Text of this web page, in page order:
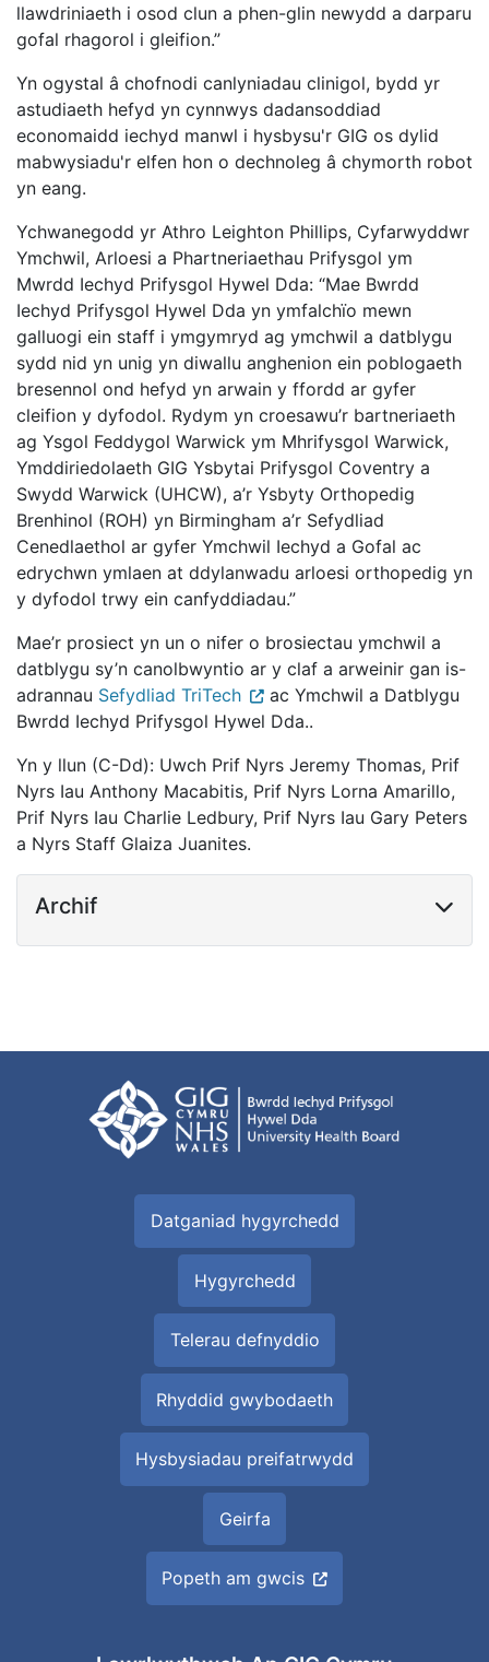
llawdriniaeth i osod clun a phen-glin newydd a darparu
gofal rhagorol i gleifion.”
Yn ogystal â chofnodi canlyniadau clinigol, bydd yr
astudiaeth hefyd yn cynnwys dadansoddiad
economaidd iechyd manwl i hysbysu'r GIG os dylid
mabwysiadu'r elfen hon o dechnoleg â chymorth robot
yn eang.
Ychwanegodd yr Athro Leighton Phillips, Cyfarwyddwr
Ymchwil, Arloesi a Phartneriaethau Prifysgol ym
Mwrdd Iechyd Prifysgol Hywel Dda: “Mae Bwrdd
Iechyd Prifysgol Hywel Dda yn ymfalchïo mewn
galluogi ein staff i ymgymryd ag ymchwil a datblygu
sydd nid yn unig yn diwallu anghenion ein poblogaeth
bresennol ond hefyd yn arwain y ffordd ar gyfer
cleifion y dyfodol. Rydym yn croesawu’r bartneriaeth
ag Ysgol Feddygol Warwick ym Mhrifysgol Warwick,
Ymddiriedolaeth GIG Ysbytai Prifysgol Coventry a
Swydd Warwick (UHCW), a’r Ysbyty Orthopedig
Brenhinol (ROH) yn Birmingham a’r Sefydliad
Cenedlaethol ar gyfer Ymchwil Iechyd a Gofal ac
edrychwn ymlaen at ddylanwadu arloesi orthopedig yn
y dyfodol trwy ein canfyddiadau.”
Mae’r prosiect yn un o nifer o brosiectau ymchwil a
datblygu sy’n canolbwyntio ar y claf a arweinir gan is-
adrannau Sefydliad TriTech
ac Ymchwil a Datblygu
Bwrdd Iechyd Prifysgol Hywel Dda..
Yn y llun (C-Dd): Uwch Prif Nyrs Jeremy Thomas, Prif
Nyrs Iau Anthony Macabitis, Prif Nyrs Lorna Amarillo,
Prif Nyrs Iau Charlie Ledbury, Prif Nyrs Iau Gary Peters
a Nyrs Staff Glaiza Juanites.
Archif
Datganiad hygyrchedd
Hygyrchedd
Telerau defnyddio
Rhyddid gwybodaeth
Hysbysiadau preifatrwydd
Geirfa
Popeth am gwcis